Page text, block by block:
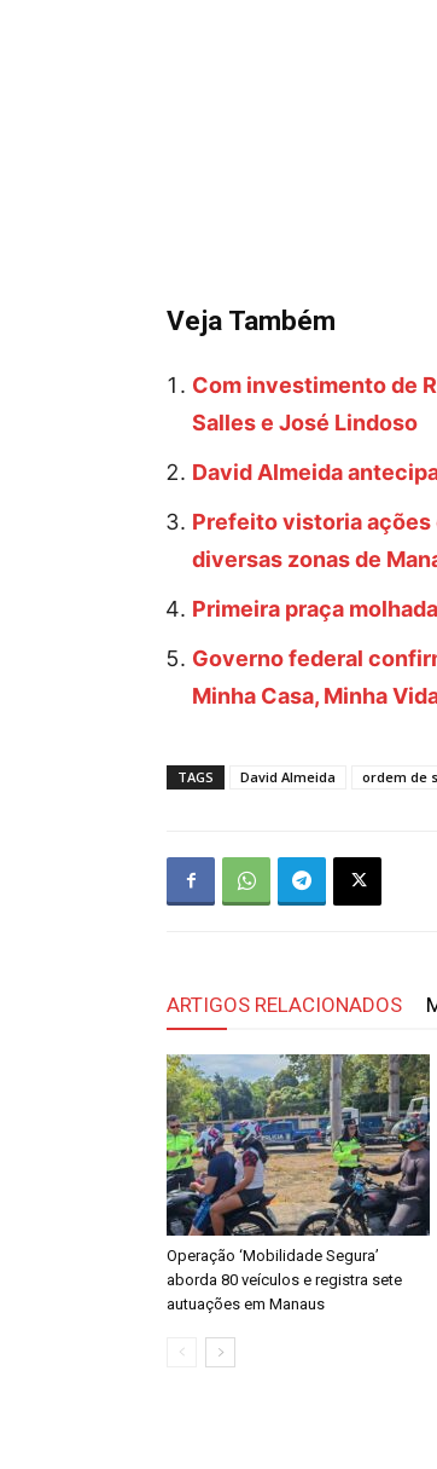
Veja Também
Com investimento de
Salles e José Lindoso
David Almeida
Prefeito vistoria ações
diversas zonas de
Primeira praça
Governo federal
Minha Casa, Minha
TAGS David Almeida ordem de
ARTIGOS RELACIONADOS
Operação ‘Mobilidade Segura’
aborda 80 veículos e registra sete
autuações em Manaus